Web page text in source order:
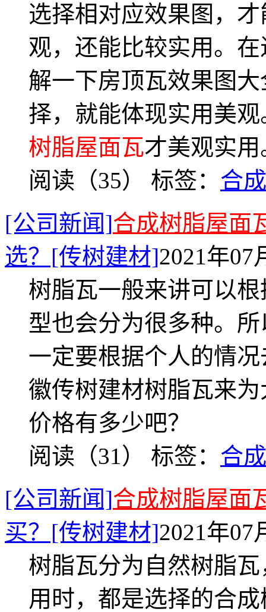
选择相对应效果图，
观，还能比较实用。
解一下房顶瓦效果图
择，就能体现实用美
树脂屋面瓦才美观实用
阅读（35） 标签： 合
[公司新闻]合成树脂屋面
选？[传树建材]2021年07
树脂瓦一般来讲可以
型也会分为很多种。
一定要根据个人的情
徽传树建材树脂瓦来
价格有多少吧？
阅读（31） 标签： 合
[公司新闻]合成树脂屋面
买？[传树建材]2021年07
树脂瓦分为自然树脂
用时，都是选择的合